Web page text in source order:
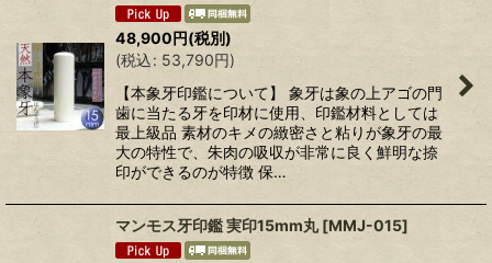
48,900円(税別)
(税込: 53,790円)
【本象牙印鑑について】 象牙は象の上アゴの門
歯に当たる牙を印材に使用、印鑑材料としては
最上級品 素材のキメの緻密さと粘りが象牙の最
大の特性で、朱肉の吸収が非常に良く鮮明な捺
印ができるのが特徴 保…
マンモス牙印鑑 実印15mm丸 [MMJ-015]